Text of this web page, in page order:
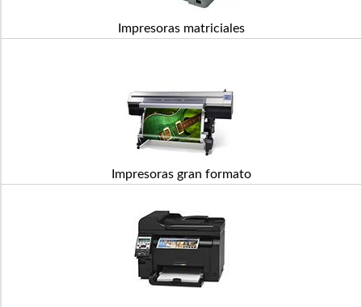
Impresoras matriciales
Impresoras gran formato